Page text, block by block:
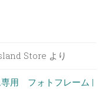
Store より
用 フォトフレーム |